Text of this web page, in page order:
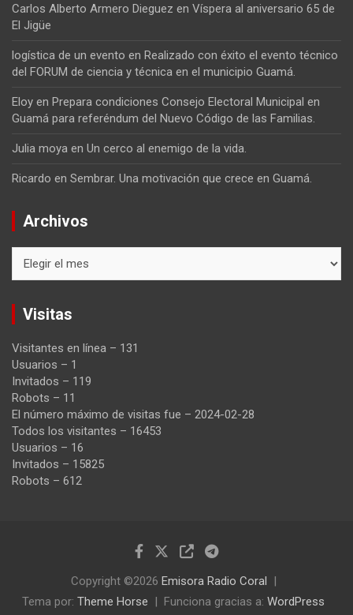
Carlos Alberto Armero Dieguez en Víspera al aniversario 65 de
El Jigüe
logística de un evento en Realizado con éxito el evento técnico
del FORUM de ciencia y técnica en el municipio Guamá.
Eloy en Prepara condiciones Consejo Electoral Municipal en
Guamá para referéndum del Nuevo Código de las Familias.
Julia moya en Un cerco al enemigo de la vida.
Ricardo en Sembrar. Una motivación que crece en Guamá.
Archivos
Visitas
Visitantes en línea – 131
Usuarios – 1
Invitados – 119
Robots – 11
El número máximo de visitas fue – 2024-02-28
Todos los visitantes – 16453
Usuarios – 16
Invitados – 15825
Robots – 612
Copyright ©2026 Emisora Radio Coral
Tema por: Theme Horse Funciona gracias a: WordPress